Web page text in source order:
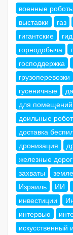
военные
выставки
газ
гигантские
горнодобыча
господдержка
грузоперевозки
гусеничные
для помещений
доильные
доставка
дронизация
железные
захваты
Израиль
ИИ
инвестиции
интервью
искусственный